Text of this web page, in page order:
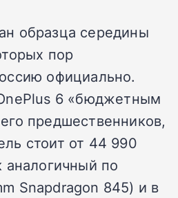
образца середины
пор
официально.
6 «бюджетным
предшественников,
стоит от 44 990
аналогичный по
Snapdragon 845) и в